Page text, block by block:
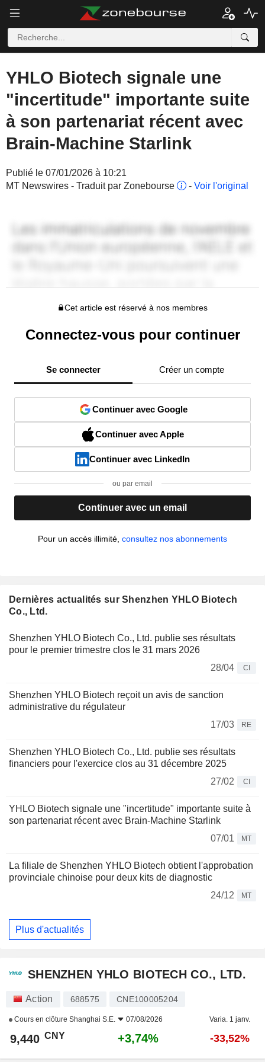
YHLO Biotech signale une
"incertitude" importante suite
à son partenariat récent avec
Brain-Machine Starlink
Publié le 07/01/2026 à 10:21
MT Newswires - Traduit par Zonebourse
- Voir l'original
Cet article est réservé à nos membres
Connectez-vous pour continuer
Se connecter Créer un compte
Continuer avec Google
Continuer avec Apple
Continuer avec LinkedIn
ou par email
Continuer avec un email
Pour un accès illimité, consultez nos abonnements
Dernières actualités sur Shenzhen YHLO Biotech
Co., Ltd.
Shenzhen YHLO Biotech Co., Ltd. publie ses résultats
pour le premier trimestre clos le 31 mars 2026
28/04
CI
Shenzhen YHLO Biotech reçoit un avis de sanction
administrative du régulateur
17/03
RE
Shenzhen YHLO Biotech Co., Ltd. publie ses résultats
financiers pour l'exercice clos au 31 décembre 2025
27/02
CI
YHLO Biotech signale une "incertitude" importante suite à
son partenariat récent avec Brain-Machine Starlink
07/01
MT
La filiale de Shenzhen YHLO Biotech obtient l'approbation
provinciale chinoise pour deux kits de diagnostic
24/12
MT
Plus d'actualités
SHENZHEN YHLO BIOTECH CO., LTD.
Action 688575 CNE100005204
Cours en clôture Shanghai S.E. 07/08/2026 Varia. 1 janv.
9,440 CNY +3,74% -33,52%